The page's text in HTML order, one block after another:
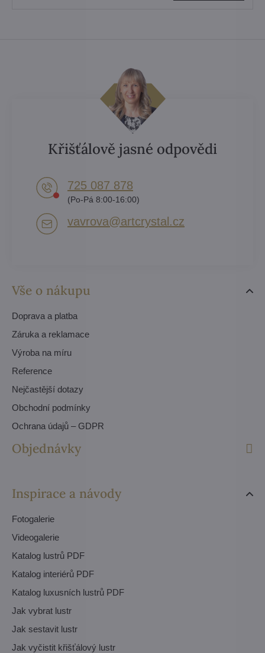
Vše o nákupu
Doprava a platba
Záruka a reklamace
Výroba na míru
Reference
Nejčastější dotazy
Obchodní podmínky
Ochrana údajů – GDPR
Objednávky
Inspirace a návody
Fotogalerie
Videogalerie
Katalog lustrů PDF
Katalog interiérů PDF
Katalog luxusních lustrů PDF
Jak vybrat lustr
Jak sestavit lustr
Jak vyčistit křišťálový lustr
Křišťálově jasné odpovědi
725 087 878​
(Po-Pá 8:00-16:00)
vavrova​@artcrystal​.cz